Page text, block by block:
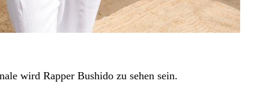
wird Rapper Bushido zu sehen sein.